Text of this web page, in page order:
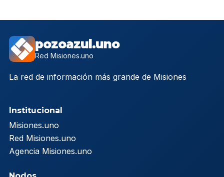
pozoazul.uno
Red Misiones.uno
La red de información más grande de Misiones
Institucional
Misiones.uno
Red Misiones.uno
Agencia Misiones.uno